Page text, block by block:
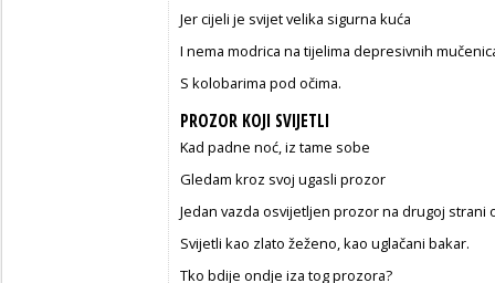
Jer cijeli je svijet velika sigurna kuća
I nema modrica na tijelima depresivnih
S kolobarima pod očima.
PROZOR KOJI SVIJETLI
Kad padne noć, iz tame sobe
Gledam kroz svoj ugasli prozor
Jedan vazda osvijetljen prozor na drugoj strani
Svijetli kao zlato žeženo, kao uglačani bakar.
Tko bdije ondje iza tog prozora?